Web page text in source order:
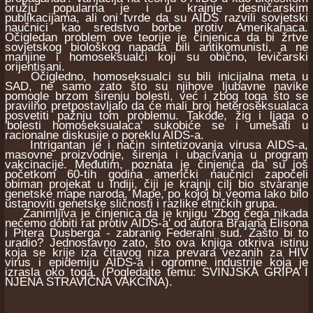
oružju popularna je i u krajnje desničarskim
publikacijama, ali oni tvrde da su AIDS razvili sovjetski
naučnici kao sredstvo borbe protiv Amerikanaca.
Očigledan problem ove teorije je činjenica da bi žrtve
sovjetskog biološkog napada bili antikomunisti, a ne
manjine i homoseksualci koji su obično, levičarski
orijentisani.
Očigledno, homoseksualci su bili inicijalna meta u
SAD, ne samo zato što su njihove ljubavne navike
pomogle brzom širenju bolesti, već i zbog toga što se
pravilno pretpostavljalo da će mali broj heteroseksualaca
posvetiti pažnju tom problemu. Takođe, žig i ljaga o
'bolesti homoseksualaca' sukobiće se i umešati u
racionalne diskusije o poreklu AIDS-a.
Intrigantan je i način sintetizovanja virusa AIDS-a,
masovne proizvodnje, širenja i ubacivanja u program
vakcinacije. Međutim, poznata je činjenica da su još
početkom 60-tih godina američki naučnici započeli
obiman projekat u Indiji, čiji je krajnji cilj bio stvaranje
genetske mape naroda. Mape, po kojoj bi veoma lako bilo
ustanoviti genetske sličnosti i razlike etničkih grupa.
Zanimljiva je činjenica da je knjigu 'Zbog čega nikada
nećemo dobiti rat protiv AIDS-a' od autora Brajana Elisona
i Pitera Dusberga - zabranio Federalni sud. Zašto bi to
uradio? Jednostavno zato, što ova knjiga otkriva istinu
koja se krije iza čitavog niza prevara vezanih za HIV
virus i epidemiju AIDS-a i ogromne industrije koja je
izrasla oko toga. (Pogledajte temu: SVINJSKA GRIPA I
NJENA STRAVIČNA VAKCINA).